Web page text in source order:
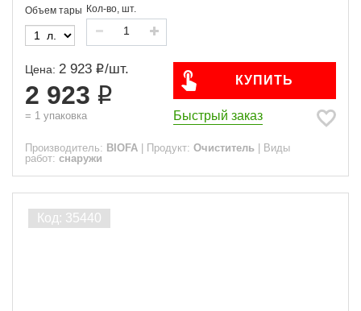
Объем тары Кол-во, шт.
Цена: 2 923 /шт.
2 923
= 1 упаковка
КУПИТЬ
Быстрый заказ
Производитель: BIOFA Продукт: Очиститель
Виды
работ: снаружи